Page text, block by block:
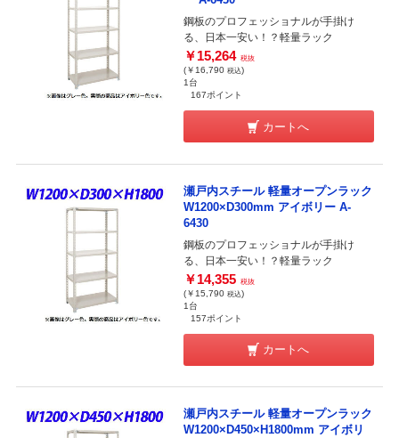
鋼板のプロフェッショナルが手掛け
る、日本一安い！？軽量ラック
￥15,264 税抜
(￥16,790 税込)
1台
167ポイント
カートへ
瀬戸内スチール 軽量オープンラック
W1200×D300mm アイボリー A-
6430
鋼板のプロフェッショナルが手掛け
る、日本一安い！？軽量ラック
￥14,355 税抜
(￥15,790 税込)
1台
157ポイント
カートへ
瀬戸内スチール 軽量オープンラック
W1200×D450×H1800mm アイボリ